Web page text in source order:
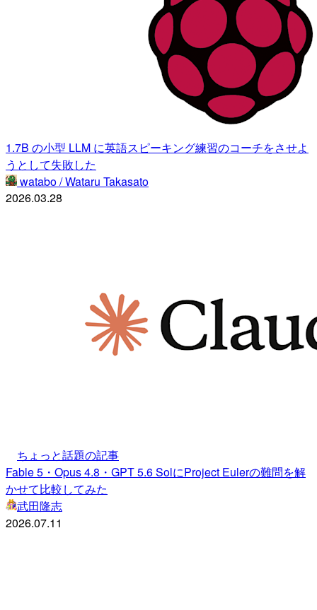
1.7B の小型 LLM に英語スピーキング練習のコーチをさせよ
うとして失敗した
watabo / Wataru Takasato
2026.03.28
ちょっと話題の記事
Fable 5・Opus 4.8・GPT 5.6 SolにProject Eulerの難問を解
かせて比較してみた
武田隆志
2026.07.11